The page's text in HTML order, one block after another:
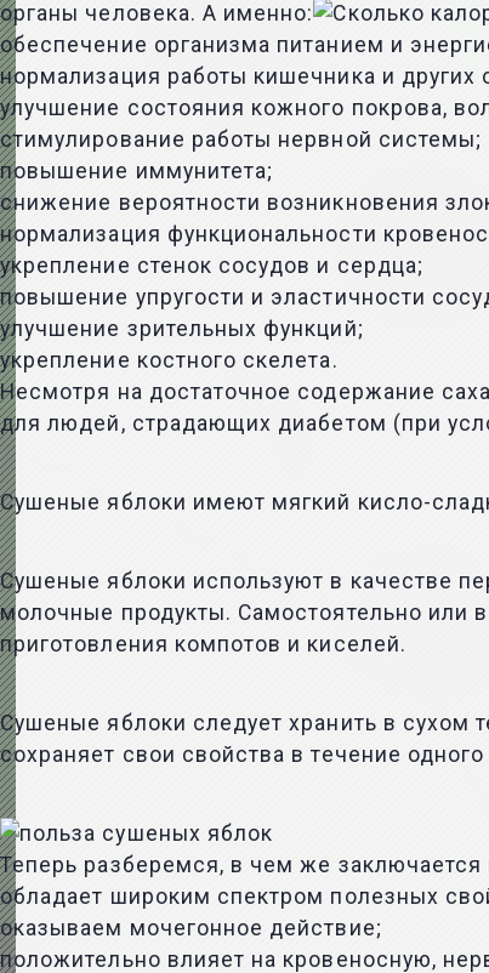
органы человека. А именно:
обеспечение организма питанием и
нормализация работы кишечника и других
улучшение состояния кожного покрова,
стимулирование работы нервной системы;
повышение иммунитета;
снижение вероятности возникновения
нормализация функциональности
укрепление стенок сосудов и сердца;
повышение упругости и эластичности
улучшение зрительных функций;
укрепление костного скелета.
Несмотря на достаточное содержание
для людей, страдающих диабетом (при
Сушеные яблоки имеют мягкий кисло-
Сушеные яблоки используют в качестве
молочные продукты. Самостоятельно или
приготовления компотов и киселей.
Сушеные яблоки следует хранить в сухом
сохраняет свои свойства в течение одного
Теперь разберемся, в чем же
обладает широким спектром полезных
оказываем мочегонное действие;
положительно влияет на кровеносную,